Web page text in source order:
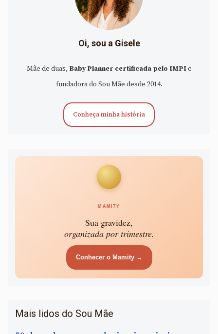
Oi, sou a Gisele
Mãe de duas, Baby Planner certificada pelo IMPIe
fundadora do Sou Mãe desde 2014.
Conheça minha história
MAMITY
Sua gravidez,
organizada por trimestre.
Conhecer o Mamity →
Mais lidos do Sou Mãe